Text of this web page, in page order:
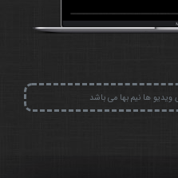
ها نیم بها می باشد